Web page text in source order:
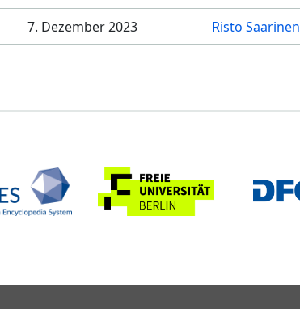
7. Dezember 2023 Risto Saarinen